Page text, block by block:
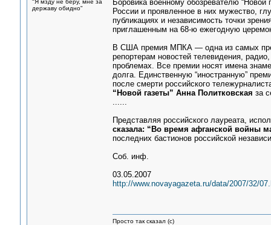
"Я мзду не беру, мне за
державу обидно"
Боровика военному обозревателю
России и проявленное в них мужество,
публикациях и независимость точки
приглашенным на 68-ю ежегодную
В США премия МПКА — одна из самых
репортерам новостей телевидения,
проблемах. Все премии носят имена
долга. Единственную “иностранную”
после смерти российского
“Новой газеты” Анна Политковская за
......
Представляя российского лауреата,
сказала: “Во время афганской войны
последних бастионов российской
Соб. инф.
03.05.2007
http://www.novayagazeta.ru/data/2007/32/
Просто так сказал (с)